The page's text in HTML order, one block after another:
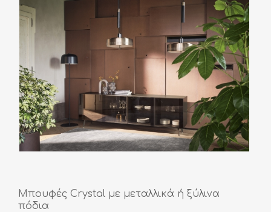
Μπουφές Crystal με μεταλλικά ή ξύλινα
πόδια